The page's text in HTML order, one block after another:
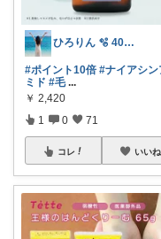
ひろりん 🫧 40代美容とファッション
#ポイント10倍 #ナイアシン
ミド #毛 ...
￥ 2,420
1 0 71
コレ いいね